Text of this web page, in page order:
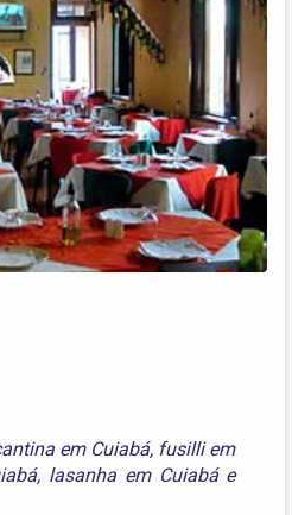
em Cuiabá, fusilli em
, lasanha em Cuiabáe